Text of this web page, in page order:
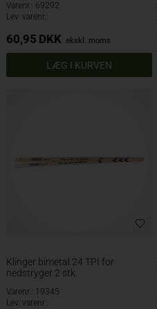
Varenr.: 69292
Lev. varenr.:
60,95 DKK ekskl. moms
Klinger bimetal 24 TPI for
nedstryger 2 stk.
Varenr.: 19345
Lev. varenr.: